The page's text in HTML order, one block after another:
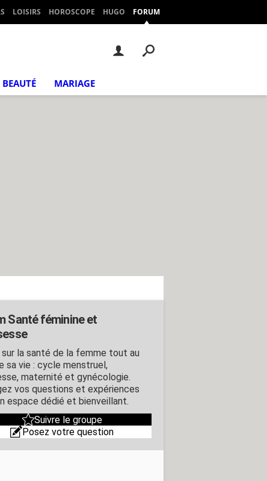
LOISIRS HOROSCOPE HUGO FORUM
BEAUTÉ MARIAGE
Santé féminine et
sur la santé de la femme tout au
sa vie : cycle menstruel,
maternité et gynécologie.
vos questions et expériences
espace dédié et bienveillant.
Suivre le groupe
Posez votre question